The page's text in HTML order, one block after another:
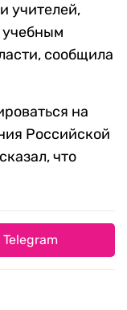
учителей,
сообщила
на
Российской
что